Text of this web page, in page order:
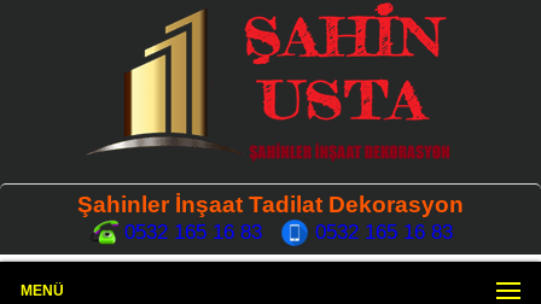
Şahinler İnşaat Tadilat Dekorasyon
0532 165 16 83 0532 165 16 83
MENÜ